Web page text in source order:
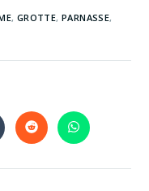
, GROTTE, PARNASSE,